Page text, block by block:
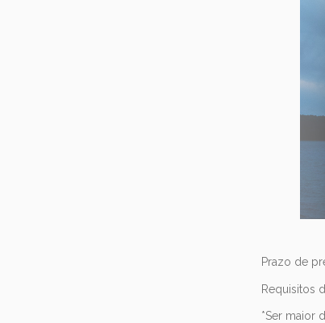
Prazo de
Requisitos
*Ser maior